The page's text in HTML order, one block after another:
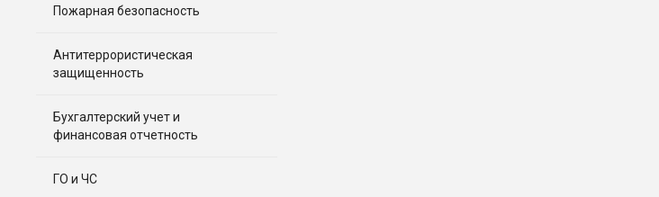
Пожарная безопасность
Антитеррористическая
защищенность
Бухгалтерский учет и
финансовая отчетность
ГО и ЧС